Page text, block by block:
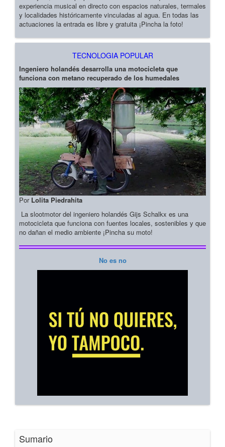
experiencia musical en directo con espacios naturales, termales
y localidades históricamente vinculadas al agua. En todas las
actuaciones la entrada es libre y gratuita ¡Pincha la foto!
TECNOLOGIA POPULAR
Ingeniero holandés desarrolla una motocicleta que
funciona con metano recuperado de los humedales
Por Lolita Piedrahita
La slootmotor del ingeniero holandés Gijs Schalkx es una
motocicleta que funciona con fuentes locales, sostenibles y que
no dañan el medio ambiente ¡Pincha su moto!
No es no
Sumario